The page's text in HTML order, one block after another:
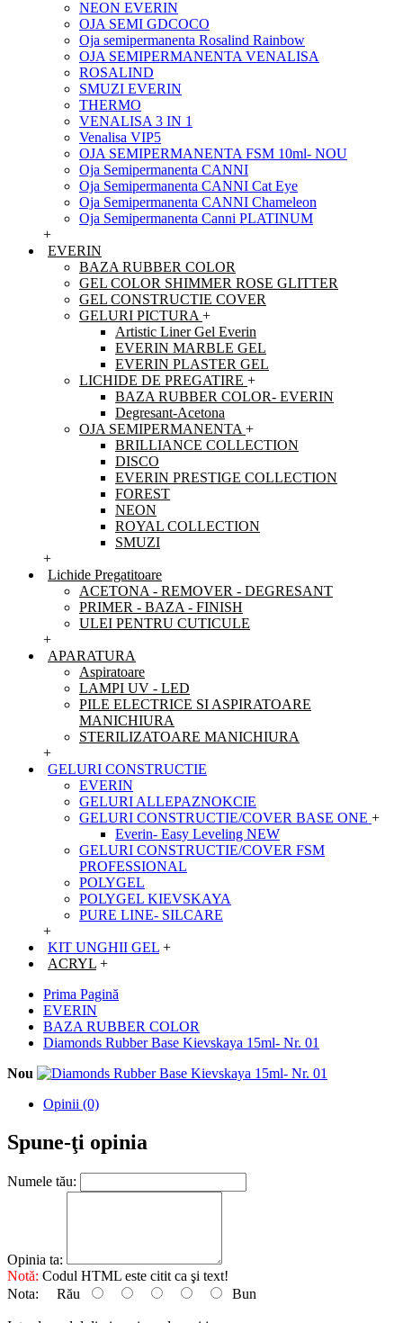
NEON EVERIN
OJA SEMI GDCOCO
Oja semipermanenta Rosalind Rainbow
OJA SEMIPERMANENTA VENALISA
ROSALIND
SMUZI EVERIN
THERMO
VENALISA 3 IN 1
Venalisa VIP5
OJA SEMIPERMANENTA FSM 10ml- NOU
Oja Semipermanenta CANNI
Oja Semipermanenta CANNI Cat Eye
Oja Semipermanenta CANNI Chameleon
Oja Semipermanenta Canni PLATINUM
+
EVERIN
BAZA RUBBER COLOR
GEL COLOR SHIMMER ROSE GLITTER
GEL CONSTRUCTIE COVER
GELURI PICTURA +
Artistic Liner Gel Everin
EVERIN MARBLE GEL
EVERIN PLASTER GEL
LICHIDE DE PREGATIRE +
BAZA RUBBER COLOR- EVERIN
Degresant-Acetona
OJA SEMIPERMANENTA +
BRILLIANCE COLLECTION
DISCO
EVERIN PRESTIGE COLLECTION
FOREST
NEON
ROYAL COLLECTION
SMUZI
+
Lichide Pregatitoare
ACETONA - REMOVER - DEGRESANT
PRIMER - BAZA - FINISH
ULEI PENTRU CUTICULE
+
APARATURA
Aspiratoare
LAMPI UV - LED
PILE ELECTRICE SI ASPIRATOARE
MANICHIURA
STERILIZATOARE MANICHIURA
+
GELURI CONSTRUCTIE
EVERIN
GELURI ALLEPAZNOKCIE
GELURI CONSTRUCTIE/COVER BASE ONE +
Everin- Easy Leveling NEW
GELURI CONSTRUCTIE/COVER FSM
PROFESSIONAL
POLYGEL
POLYGEL KIEVSKAYA
PURE LINE- SILCARE
+
KIT UNGHII GEL +
ACRYL +
Prima Pagină
EVERIN
BAZA RUBBER COLOR
Diamonds Rubber Base Kievskaya 15ml- Nr. 01
Nou
Opinii (0)
Spune-ţi opinia
Numele tău:
Opinia ta:
Notă: Codul HTML este citit ca şi text!
Nota: Rău Bun